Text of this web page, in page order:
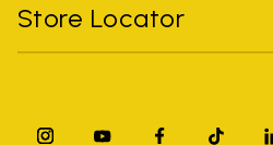
Store Locator